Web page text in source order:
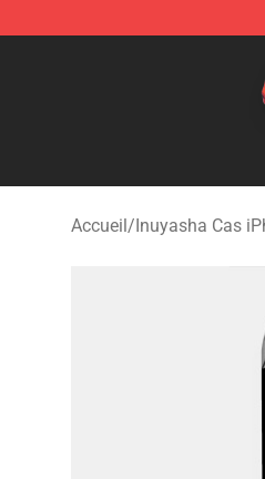
Inuyasha Store -
Accueil/Inuyasha Cas